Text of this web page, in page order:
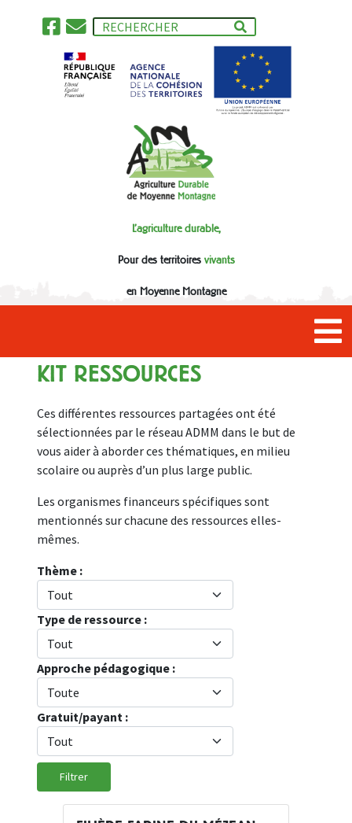
L'agriculture durable,
Pour des territoires vivants
en Moyenne Montagne
KIT RESSOURCES
Ces différentes ressources partagées ont été
sélectionnées par le réseau ADMM dans le but de
vous aider à aborder ces thématiques, en milieu
scolaire ou auprès d’un plus large public.
Les organismes financeurs spécifiques sont
mentionnés sur chacune des ressources elles-
mêmes.
Thème :
Type de ressource :
Approche pédagogique :
Gratuit/payant :